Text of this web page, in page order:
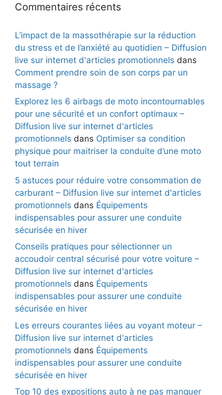
Commentaires récents
L’impact de la massothérapie sur la réduction
du stress et de l’anxiété au quotidien – Diffusion
live sur internet d'articles promotionnels dans
Comment prendre soin de son corps par un
massage ?
Explorez les 6 airbags de moto incontournables
pour une sécurité et un confort optimaux –
Diffusion live sur internet d'articles
promotionnels dans Optimiser sa condition
physique pour maitriser la conduite d’une moto
tout terrain
5 astuces pour réduire votre consommation de
carburant – Diffusion live sur internet d'articles
promotionnels dans Équipements
indispensables pour assurer une conduite
sécurisée en hiver
Conseils pratiques pour sélectionner un
accoudoir central sécurisé pour votre voiture –
Diffusion live sur internet d'articles
promotionnels dans Équipements
indispensables pour assurer une conduite
sécurisée en hiver
Les erreurs courantes liées au voyant moteur –
Diffusion live sur internet d'articles
promotionnels dans Équipements
indispensables pour assurer une conduite
sécurisée en hiver
Top 10 des expositions auto à ne pas manquer